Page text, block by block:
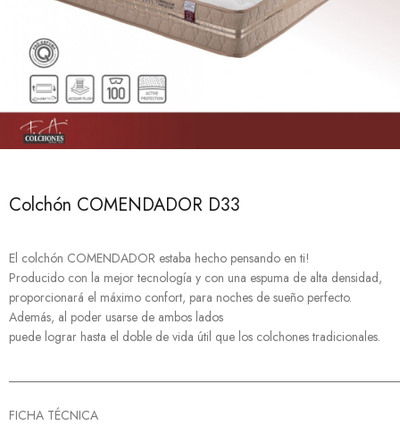
Colchón COMENDADOR D33
El colchón COMENDADOR estaba hecho pensando en ti!
Producido con la mejor tecnología y con una espuma de alta densidad,
proporcionará el máximo confort, para noches de sueño perfecto.
Además, al poder usarse de ambos lados
puede lograr hasta el doble de vida útil que los colchones tradicionales.
FICHA TÉCNICA